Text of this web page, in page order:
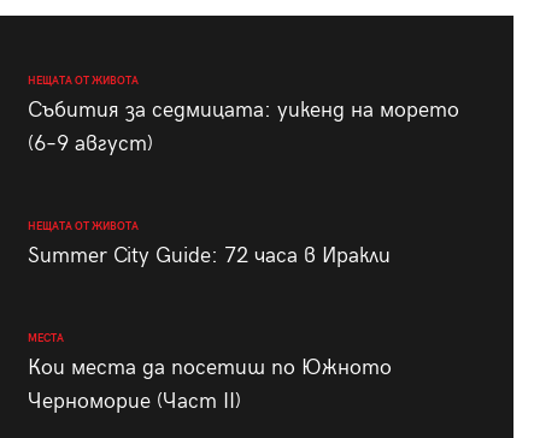
НЕЩАТА ОТ ЖИВОТА
Събития за седмицата: уикенд на морето
(6–9 август)
НЕЩАТА ОТ ЖИВОТА
Summer City Guide: 72 часа в Иракли
МЕСТА
Кои места да посетиш по Южното
Черноморие (Част II)